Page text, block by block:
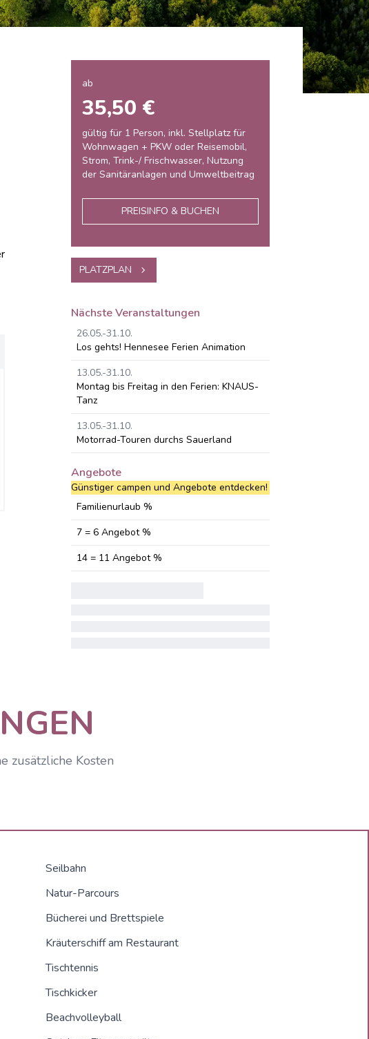
ab
35,50 €
gültig für 1 Person, inkl. Stellplatz für
Wohnwagen + PKW oder Reisemobil,
Strom, Trink-/ Frischwasser, Nutzung
der Sanitäranlagen und Umweltbeitrag
PREISINFO & BUCHEN
PLATZPLAN
Nächste Veranstaltungen
26.05.-31.10.
Los gehts! Hennesee Ferien Animation
13.05.-31.10.
Montag bis Freitag in den Ferien: KNAUS-
Tanz
13.05.-31.10.
Motorrad-Touren durchs Sauerland
Angebote
Günstiger campen und Angebote entdecken!
Familienurlaub %
7 = 6 Angebot %
14 = 11 Angebot %
zusätzliche Kosten
Seilbahn
Natur-Parcours
Bücherei und Brettspiele
Kräuterschiff am Restaurant
Tischtennis
Tischkicker
Beachvolleyball